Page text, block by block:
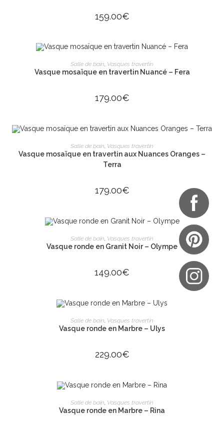
159.00€
LIRE LA SUITE
Salle de bain, Vasques travertin
Vasque mosaïque en travertin Nuancé – Fera
179.00€
LIRE LA SUITE
Salle de bain, Vasques travertin
Vasque mosaïque en travertin aux Nuances Oranges –
Terra
179.00€
AJOUTER AU PANIER
Salle de bain, Vasques travertin
Vasque ronde en Granit Noir – Olympe
149.00€
AJOUTER AU PANIER
Salle de bain, Vasques travertin
Vasque ronde en Marbre – Ulys
229.00€
AJOUTER AU PANIER
Salle de bain Vasques travertin
Vasque ronde en Marbre – Rina